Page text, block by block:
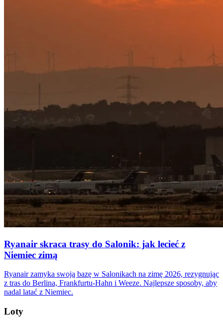
Ryanair skraca trasy do Salonik: jak lecieć z
Niemiec zimą
Ryanair zamyka swoją bazę w Salonikach na zimę 2026, rezygnując
z tras do Berlina, Frankfurtu-Hahn i Weeze. Najlepsze sposoby, aby
nadal latać z Niemiec.
Loty